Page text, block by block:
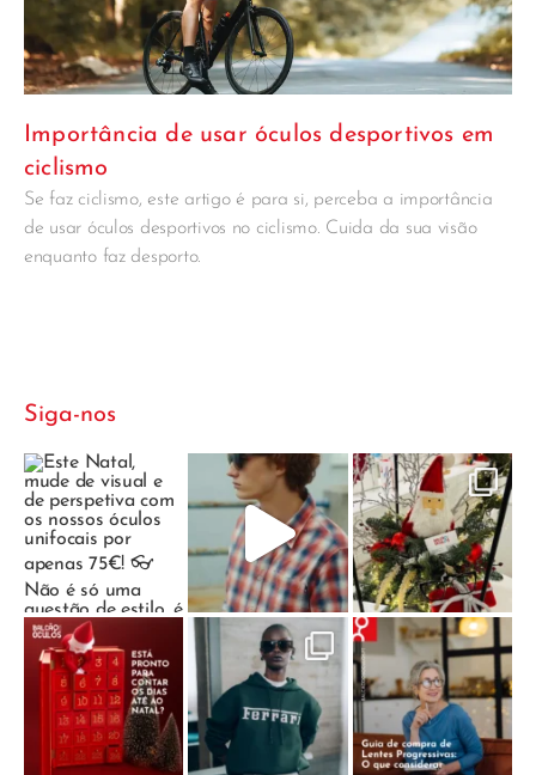
Importância de usar óculos desportivos em
ciclismo
Se faz ciclismo, este artigo é para si, perceba a importância
de usar óculos desportivos no ciclismo. Cuida da sua visão
enquanto faz desporto.
Siga-nos